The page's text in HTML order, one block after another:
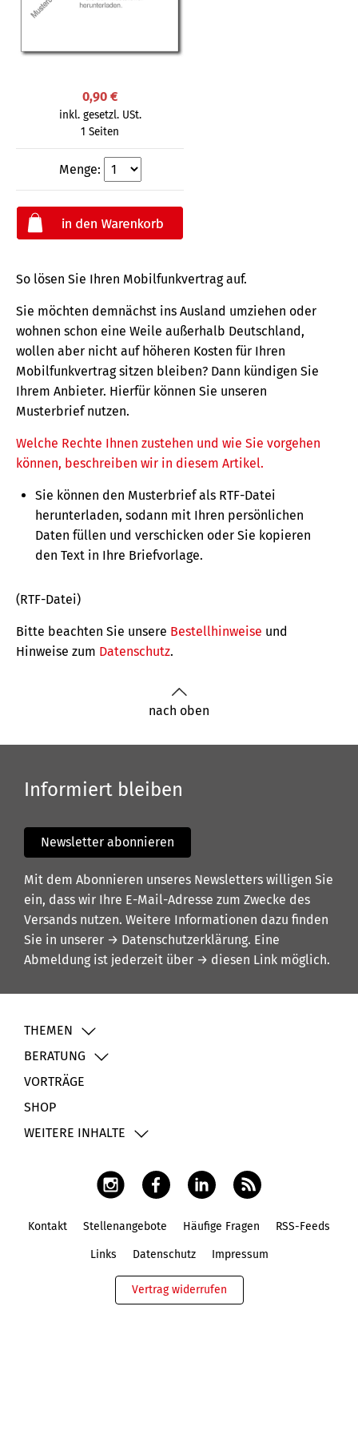
0,90 €
inkl. gesetzl. USt.
1 Seiten
Menge:
So lösen Sie Ihren Mobilfunkvertrag auf.
Sie möchten demnächst ins Ausland umziehen oder
wohnen schon eine Weile außerhalb Deutschland,
wollen aber nicht auf höheren Kosten für Ihren
Mobilfunkvertrag sitzen bleiben? Dann kündigen Sie
Ihrem Anbieter. Hierfür können Sie unseren
Musterbrief nutzen.
Welche Rechte Ihnen zustehen und wie Sie vorgehen
können, beschreiben wir in diesem Artikel.
Sie können den Musterbrief als RTF-Datei
herunterladen, sodann mit Ihren persönlichen
Daten füllen und verschicken oder Sie kopieren
den Text in Ihre Briefvorlage.
(RTF-Datei)
Bitte beachten Sie unsere Bestellhinweise und
Hinweise zum Datenschutz.
nach oben
Informiert bleiben
Newsletter abonnieren
Mit dem Abonnieren unseres Newsletters willigen Sie
ein, dass wir Ihre E-Mail-Adresse zum Zwecke des
Versands nutzen. Weitere Informationen dazu finden
Sie in unserer → Datenschutzerklärung. Eine
Abmeldung ist jederzeit über → diesen Link möglich.
THEMEN
BERATUNG
VORTRÄGE
SHOP
WEITERE INHALTE
Kontakt Stellenangebote Häufige Fragen RSS-Feeds
Links Datenschutz Impressum
Vertrag widerrufen